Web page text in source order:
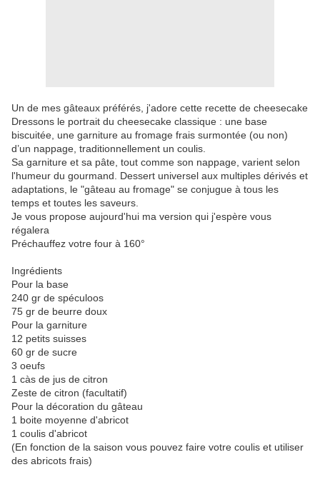
Un de mes gâteaux préférés, j'adore cette recette de cheesecake
Dressons le portrait du cheesecake classique : une base
biscuitée, une garniture au fromage frais surmontée (ou non)
d’un nappage, traditionnellement un coulis.
Sa garniture et sa pâte, tout comme son nappage, varient selon
l'humeur du gourmand. Dessert universel aux multiples dérivés et
adaptations, le "gâteau au fromage" se conjugue à tous les
temps et toutes les saveurs.
Je vous propose aujourd'hui ma version qui j'espère vous
régalera
Préchauffez votre four à 160°
Ingrédients
Pour la base
240 gr de spéculoos
75 gr de beurre doux
Pour la garniture
12 petits suisses
60 gr de sucre
3 oeufs
1 càs de jus de citron
Zeste de citron (facultatif)
Pour la décoration du gâteau
1 boite moyenne d'abricot
1 coulis d'abricot
(En fonction de la saison vous pouvez faire votre coulis et utiliser
des abricots frais)